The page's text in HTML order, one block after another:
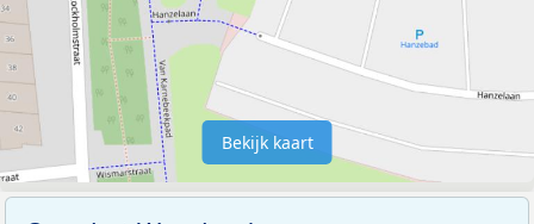
Bekijk kaart